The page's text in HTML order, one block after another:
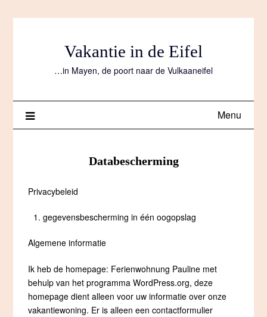
naar
Vakantie in de Eifel
…in Mayen, de poort naar de Vulkaaneifel
Menu
Databescherming
Privacybeleid
gegevensbescherming in één oogopslag
Algemene informatie
Ik heb de homepage: Ferienwohnung Pauline met
behulp van het programma WordPress.org, deze
homepage dient alleen voor uw informatie over onze
vakantiewoning. Er is alleen een contactformulier